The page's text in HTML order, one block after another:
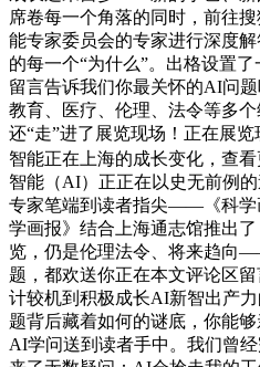
席卷每一个角落的同时，前往
能专家委员会的专家进行深度
的每一个“为什么”。出格设置
留言告诉我们你最关怀的AI问
教育、医疗、伦理、法令等多个
还“走”进了展览现场！正在展
智能正在上海的成长变化，查
智能（AI）正正在以史无前例
专家笔端到读者指尖——《科学
学画报》结合上海通志馆推出
览，仍是伦理法令、将来趋向
题，都欢送你正在本文评论区
计较机到积极成长AI新智出产
题背后藏着如何的谜底，你能
AI学问送到读者手中。我们曾